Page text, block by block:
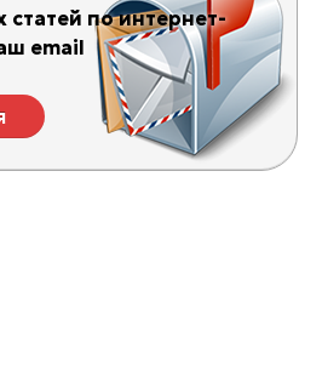
по интернет-
email